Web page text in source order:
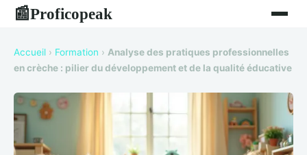
📰Proficopeak
Accueil › Formation › Analyse des pratiques professionnelles
en crèche : pilier du développement et de la qualité éducative